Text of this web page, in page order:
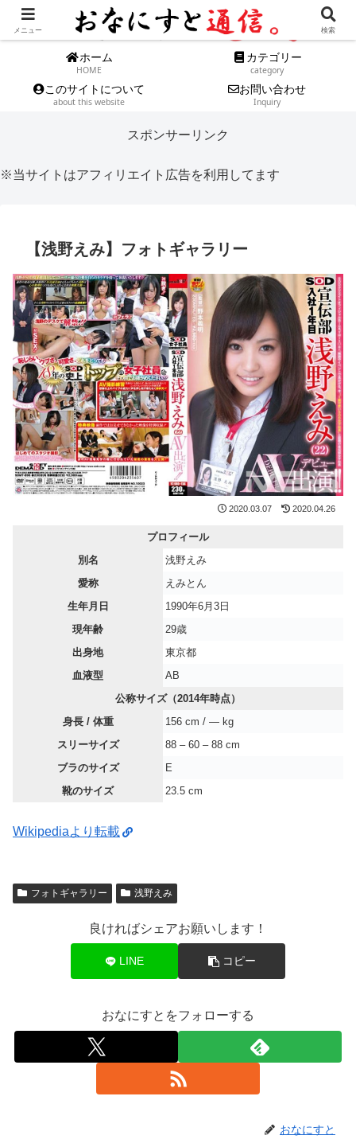
ホーム
HOME
カテゴリー
category
このサイトについて
about this website
お問い合わせ
Inquiry
スポンサーリンク
※当サイトはアフィリエイト広告を利用してます
【浅野えみ】フォトギャラリー
2020.03.07 2020.04.26
プロフィール
別名
浅野えみ
愛称
えみとん
生年月日
1990年6月3日
現年齢
29歳
出身地
東京都
血液型
AB
公称サイズ（2014年時点）
身長 / 体重
156 cm / ― kg
スリーサイズ
88 – 60 – 88 cm
ブラのサイズ
E
靴のサイズ
23.5 cm
Wikipediaより転載
フォトギャラリー 浅野えみ
良ければシェアお願いします！
LINE コピー
おなにすとをフォローする
おなにすと
メニュー 検索